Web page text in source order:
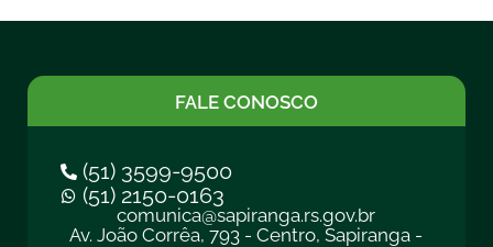
FALE CONOSCO
(51) 3599-9500
(51) 2150-0163
comunica@sapiranga.rs.gov.br
Av. João Corrêa, 793 - Centro, Sapiranga -